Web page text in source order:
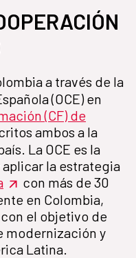
a través de la
(OCE) en
(CF) de
ambos a la
La OCE es la
la estrategia
con más de 30
en Colombia,
el objetivo de
modernización y
Latina.